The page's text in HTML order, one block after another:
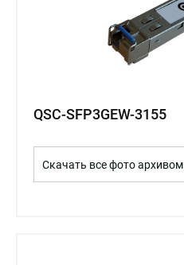
QSC-SFP3GEW-3155
Скачать все фото архивом